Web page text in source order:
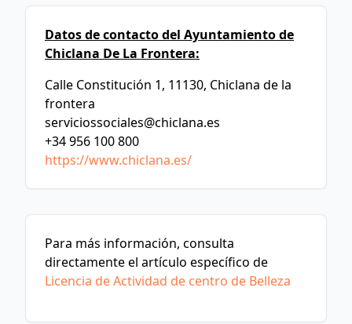
Datos de contacto del Ayuntamiento de
Chiclana De La Frontera:
Calle Constitución 1, 11130, Chiclana de la
frontera
serviciossociales@chiclana.es
+34 956 100 800
https://www.chiclana.es/
Para más información, consulta
directamente el artículo específico de
Licencia de Actividad de centro de Belleza